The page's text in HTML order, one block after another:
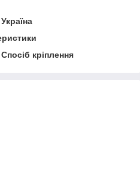
Україна
Спосіб кріплення